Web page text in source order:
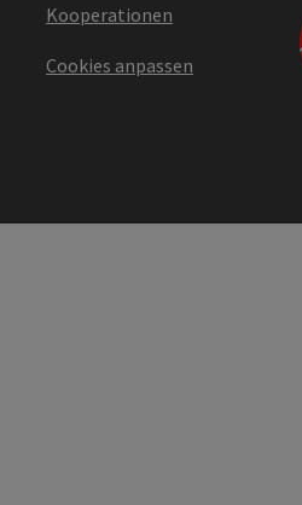
Kooperationen
Cookies anpassen